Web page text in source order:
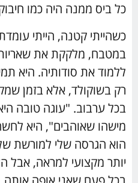
כל ביס ממנה היה כמו
כשהייתי קטנה, הייתי
במטבח, מלקקת את
ללמוד את סודותיה. היא
רק בשוקולד, אלא בזמן
בכל ערבוב. "עוגה טובה
מישהו שאוהבים", היא
הוא הגרסה שלי למורשת
יותר מקצועי למראה, אבל